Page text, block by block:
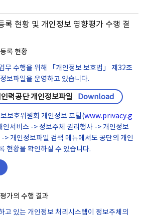
록 현황 및 개인정보 영향평가 수행 결
록 현황
무 수행을 위해 「개인정보 보호법」 제32조
보파일을 운영하고 있습니다.
력공단 개인정보파일 Download
보호위원회 개인정보 포털(www.privacy.g
인서비스 -> 정보주체 권리행사 -> 개인정보
-> 개인정보파일 검색 메뉴에서도 공단의 개인
현황을 확인하실 수 있습니다.
가의 수행 결과
고 있는 개인정보 처리시스템이 정보주체의